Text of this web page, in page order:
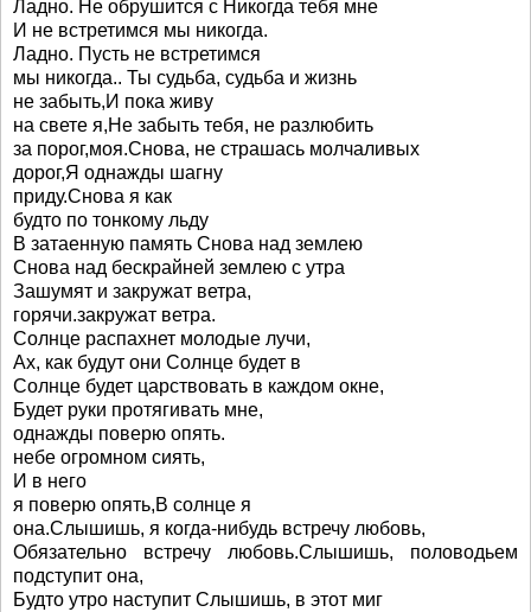
Ладно. Не обрушится с Никогда тебя мне
И не встретимся мы никогда.
Ладно. Пусть не встретимся
мы никогда.. Ты судьба, судьба и жизнь
не забыть,И пока живу
на свете я,Не забыть тебя, не разлюбить
за порог,моя.Снова, не страшась молчаливых
дорог,Я однажды шагну
приду.Снова я как
будто по тонкому льду
В затаенную память Снова над землею
Снова над бескрайней землею с утра
Зашумят и закружат ветра,
горячи.закружат ветра.
Солнце распахнет молодые лучи,
Ах, как будут они Солнце будет в
Солнце будет царствовать в каждом окне,
Будет руки протягивать мне,
однажды поверю опять.
небе огромном сиять,
И в него
я поверю опять,В солнце я
она.Слышишь, я когда-нибудь встречу любовь,
Обязательно встречу любовь.Слышишь, половодьем
подступит она,
Будто утро наступит Слышишь, в этот миг